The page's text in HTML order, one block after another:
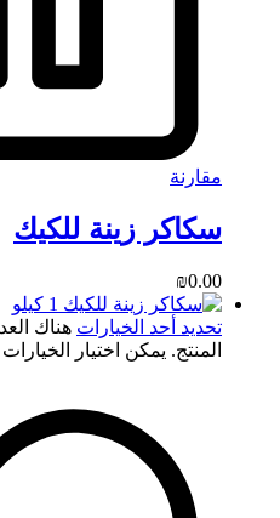
مقارنة
سكاكر زينة للكيك
₪0.00
تحديد أحد الخيارات هناك
المنتج. يمكن اختيار